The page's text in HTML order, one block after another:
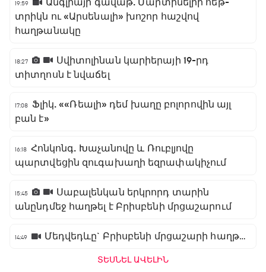
19:59
տրիկն ու «Արսենալի» խոշոր հաշվով
հաղթանակը
18:27
Սվիտոլինան կարիերայի 19-րդ
տիտղոսն է նվաճել
17:08
Ֆլիկ. ««Ռեալի» դեմ խաղը բոլորովին այլ
բան է»
16:18 Հոնկոնգ. Խաչանովը և Ռուբլյովը
պարտվեցին զուգախաղի եզրափակիչում
15:45
Սաբալենկան երկրորդ տարին
անընդմեջ հաղթել է Բրիսբենի մրցաշարում
14:49 Մեդվեդևը` Բրիսբենի մրցաշարի հաղթող
ՏԵՍՆԵԼ ԱՎԵԼԻՆ